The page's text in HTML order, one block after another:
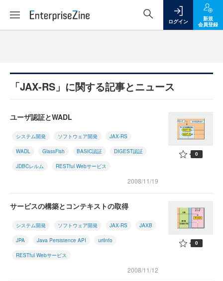
ログイン
新規
会員登録
「JAX-RS」に関する記事とニュース
ユーザ認証とWADL
システム開発 ソフトウェア開発 JAX-RS
WADL GlassFish BASIC認証 DIGEST認証
JDBCレルム RESTful Webサービス
2008/11/19
0
サービスの構築とコンテキストの取得
システム開発 ソフトウェア開発 JAX-RS JAXB
JPA Java Persistence API uriInfo
RESTful Webサービス
2008/11/12
0